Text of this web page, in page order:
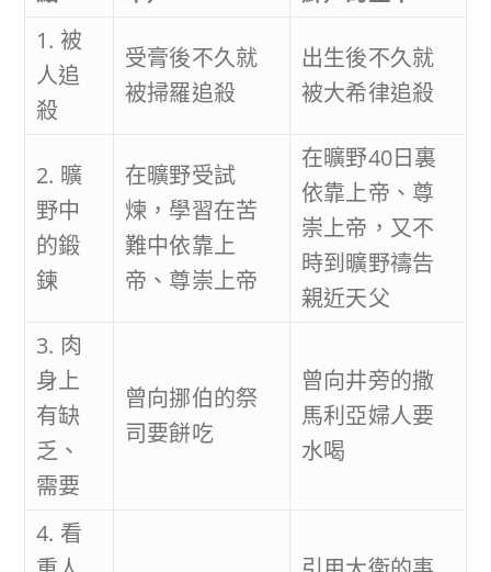
1. 被
人追
殺
受膏後不久就
被掃羅追殺
出生後不久就
被大希律追殺
2. 曠
野中
的鍛
鍊
在曠野受試
煉，學習在苦
難中依靠上
帝、尊崇上帝
在曠野40日裏
依靠上帝、尊
崇上帝，又不
時到曠野禱告
親近天父
3. 肉
身上
有缺
乏、
需要
曾向挪伯的祭
司要餅吃
曾向井旁的撒
馬利亞婦人要
水喝
4. 看